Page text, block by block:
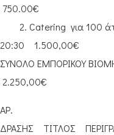
750.00€
2. Catering για 100
20:30 1.500,00€
ΣΥΝΟΛΟ ΕΜΠΟΡΙΚΟΥ
2.250,00€
ΑΡ.
ΔΡΑΣΗΣ ΤΙΤΛΟΣ